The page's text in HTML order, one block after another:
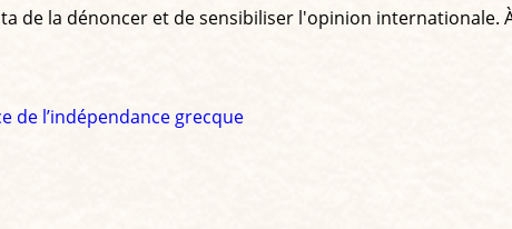
de la dénoncer et de sensibiliser l'opinion internationale.
de l’indépendance grecque